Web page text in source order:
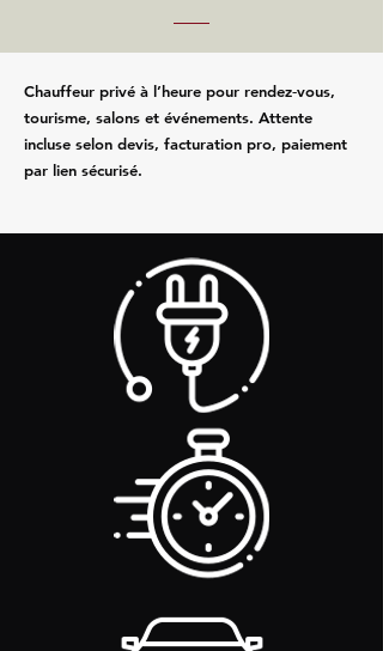
Chauffeur privé à l’heure pour rendez‑vous,
tourisme, salons et événements. Attente
incluse selon devis, facturation pro, paiement
par lien sécurisé.